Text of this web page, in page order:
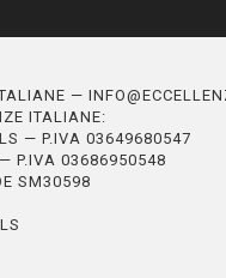
—
ITALIANE:
— P.IVA 03649680547
P.IVA 03686950548
SM30598